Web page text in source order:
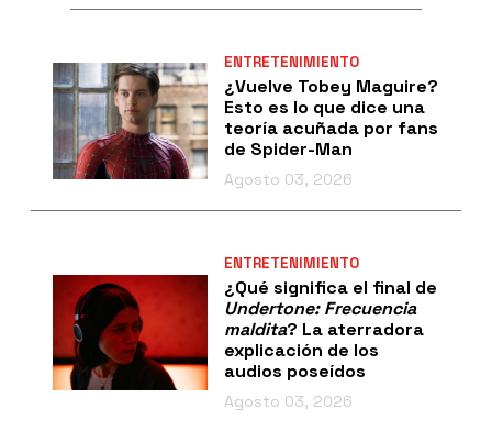
ENTRETENIMIENTO
¿Vuelve Tobey Maguire?
Esto es lo que dice una
teoría acuñada por fans
de Spider-Man
Agosto 03, 2026
ENTRETENIMIENTO
¿Qué significa el final de
Undertone: Frecuencia
maldita? La aterradora
explicación de los
audios poseídos
Agosto 03, 2026